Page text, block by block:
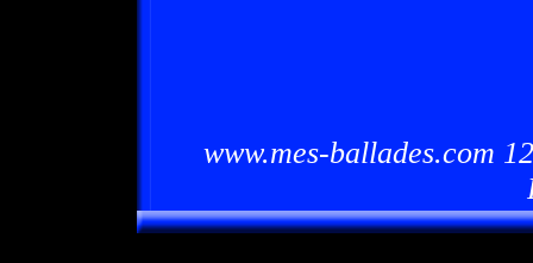
www.mes-ballades.com